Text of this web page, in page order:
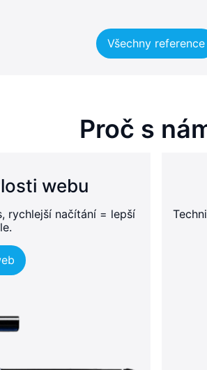
Všechny reference
Proč s
webu
rychlejší načítání = lepší